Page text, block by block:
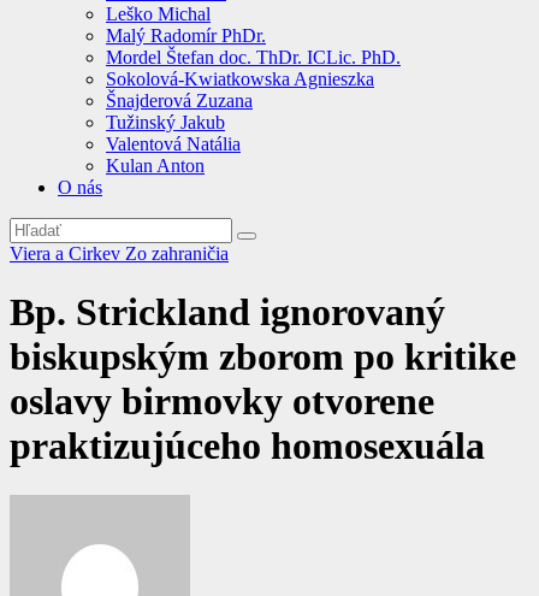
Leško Michal
Malý Radomír PhDr.
Mordel Štefan doc. ThDr. ICLic. PhD.
Sokolová-Kwiatkowska Agnieszka
Šnajderová Zuzana
Tužinský Jakub
Valentová Natália
Kulan Anton
O nás
Viera a Cirkev Zo zahraničia
Bp. Strickland ignorovaný
biskupským zborom po kritike
oslavy birmovky otvorene
praktizujúceho homosexuála